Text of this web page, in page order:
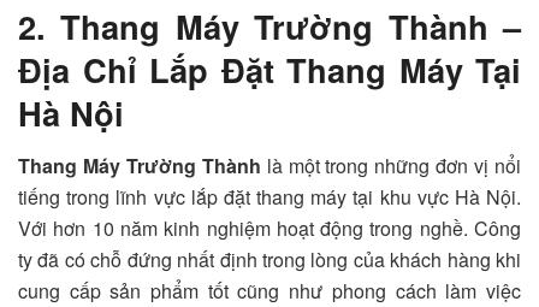
2. Thang Máy Trường Thành –
Địa Chỉ Lắp Đặt Thang Máy Tại
Hà Nội
Thang Máy Trường Thành là một trong những đơn vị nổi
tiếng trong lĩnh vực lắp đặt thang máy tại khu vực Hà Nội.
Với hơn 10 năm kinh nghiệm hoạt động trong nghề. Công
ty đã có chỗ đứng nhất định trong lòng của khách hàng khi
cung cấp sản phẩm tốt cũng như phong cách làm việc